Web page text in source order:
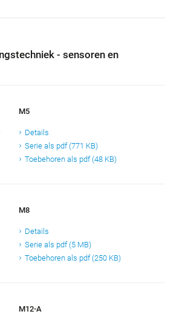
- sensoren en
M5
Details
Serie als pdf (771 KB)
Toebehoren als pdf (48 KB)
M8
Details
Serie als pdf (5 MB)
Toebehoren als pdf (250 KB)
M12-A